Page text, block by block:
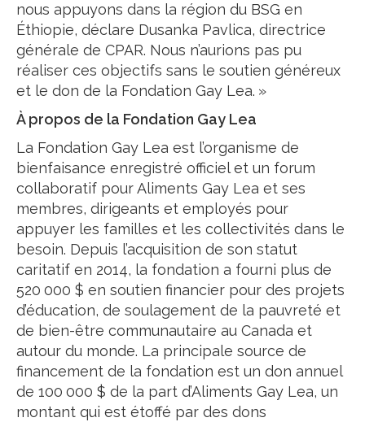
nous appuyons dans la région du BSG en
Éthiopie, déclare Dusanka Pavlica, directrice
générale de CPAR. Nous n’aurions pas pu
réaliser ces objectifs sans le soutien généreux
et le don de la Fondation Gay Lea. »
À propos de la Fondation Gay Lea
La Fondation Gay Lea est l’organisme de
bienfaisance enregistré officiel et un forum
collaboratif pour Aliments Gay Lea et ses
membres, dirigeants et employés pour
appuyer les familles et les collectivités dans le
besoin. Depuis l’acquisition de son statut
caritatif en 2014, la fondation a fourni plus de
520 000 $ en soutien financier pour des projets
d’éducation, de soulagement de la pauvreté et
de bien-être communautaire au Canada et
autour du monde. La principale source de
financement de la fondation est un don annuel
de 100 000 $ de la part d’Aliments Gay Lea, un
montant qui est étoffé par des dons